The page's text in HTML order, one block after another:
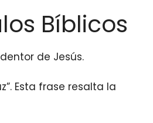
Bíblicos
de Jesús.
Esta frase resalta la